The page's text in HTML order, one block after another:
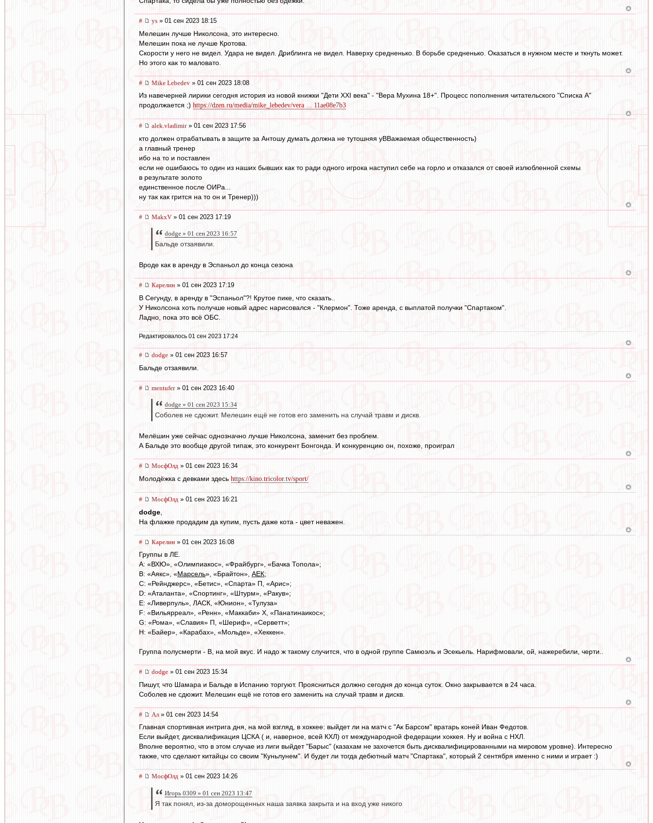
# ys » 01 сен 2023 18:15
Мелешин лучше Николсона, это интересно.
Мелешин пока не лучше Кротова.
Скорости у него не видел. Удара не видел. Дриблинга не видел. Наверху средненько. В борьбе средненько. Оказаться в нужном месте и ткнуть может.
Но этого как то маловато.
# Mike Lebedev » 01 сен 2023 18:08
Из навечерней лирики сегодня история из новой книжки "Дети XXI века" - "Вера Мухина 18+". Процесс пополнения читательского "Списка А"
продолжается ;) https://dzen.ru/media/mike_lebedev/vera ... 11ae08e7b3
# alek.vladimir» 01 сен 2023 17:56
кто должен отрабатывать в защите за Антошу думать должна не тутошняя уВВажаемая общественность)
а главный тренер
ибо на то и поставлен
если не ошибаюсь то один из наших бывших как то ради одного игрока наступил себе на горло и отказался от своей излюбленной схемы
в результате золото
единственное после ОИРа...
ну так как грится на то он и Тренер)))
# MakxV » 01 сен 2023 17:19
dodge » 01 сен 2023 16:57
Бальде отзаявили.
Вроде как в аренду в Эспаньол до конца сезона
# Карелин » 01 сен 2023 17:19
В Сегунду, в аренду в "Эспаньол"?! Крутое пике, что сказать..
У Николсона хоть получше новый адрес нарисовался - "Клермон". Тоже аренда, с выплатой получки "Спартаком".
Ладно, пока это всё ОБС.
Редактировалось 01 сен 2023 17:24
# dodge » 01 сен 2023 16:57
Бальде отзаявили.
# mentufer» 01 сен 2023 16:40
dodge » 01 сен 2023 15:34
Соболев не сдюжит. Мелешин ещё не готов его заменить на случай травм и дискв.
Мелёшин уже сейчас однозначно лучше Николсона, заменит без проблем.
А Бальде это вообще другой типаж, это конкурент Бонгонда. И конкуренцию он, похоже, проиграл
# МосфОлд » 01 сен 2023 16:34
Молодёжка с девками здесь https://kino.tricolor.tv/sport/
# МосфОлд » 01 сен 2023 16:21
dodge
На флажке продадим да купим, пусть даже кота - цвет неважен.
# Карелин » 01 сен 2023 16:08
Группы в ЛЕ.
A: «ВХЮ», «Олимпиакос», «Фрайбург», «Бачка Топола»;
B: «Аякс», «Марсель», «Брайтон», АЕК;
C: «Рейнджерс», «Бетис», «Спарта» П, «Арис»;
D: «Аталанта», «Спортинг», «Штурм», «Ракув»;
E: «Ливерпуль», ЛАСК, «Юнион», «Тулуза»
F: «Вильярреал», «Ренн», «Маккаби» Х, «Панатинаикос»;
G: «Рома», «Славия» П, «Шериф», «Серветт»;
H: «Байер», «Карабах», «Мольде», «Хеккен».
Группа полусмерти - В, на мой вкус. И надо ж такому случится, что в одной группе Самюэль и Эсекьель. Нарифмовали, ой, нажеребили, черти..
# dodge » 01 сен 2023 15:34
Пишут, что Шамара и Бальде в Испанию торгуют. Проясниться должно сегодня до конца суток. Окно закрывается в 24 часа.
Соболев не сдюжит. Мелешин ещё не готов его заменить на случай травм и дискв.
# Ал » 01 сен 2023 14:54
Главная спортивная интрига дня, на мой взгляд, в хоккее: выйдет ли на матч с "Ак Барсом" вратарь коней Иван Федотов.
Если выйдет, дисквалификация ЦСКА ( и, наверное, всей КХЛ) от международной федерации хоккея. Ну и война с НХЛ.
Вполне вероятно, что в этом случае из лиги выйдет "Барыс" (казахам не захочется быть дисквалифицированными на мировом уровне). Интересно
также, что сделают китайцы со своим "Куньлунем". И будет ли тогда дебютный матч "Спартака", который 2 сентября именно с ними и играет :)
# МосфОлд » 01 сен 2023 14:26
Игорь 0309 » 01 сен 2023 13:47
Я так понял, из-за доморощенных наша заявка закрыта и на вход уже никого